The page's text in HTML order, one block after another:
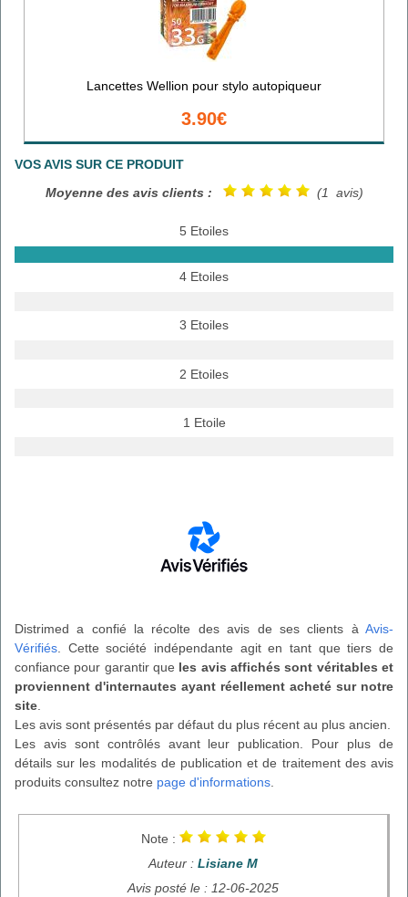
Lancettes Wellion pour stylo autopiqueur
3.90€
VOS AVIS SUR CE PRODUIT
Moyenne des avis clients :
(1 avis)
5 Etoiles
4 Etoiles
3 Etoiles
2 Etoiles
1 Etoile
Distrimed a confié la récolte des avis de ses clients à Avis-
Vérifiés. Cette société indépendante agit en tant que tiers de
confiance pour garantir que les avis affichés sont véritables et
proviennent d'internautes ayant réellement acheté sur notre
site.
Les avis sont présentés par défaut du plus récent au plus ancien.
Les avis sont contrôlés avant leur publication. Pour plus de
détails sur les modalités de publication et de traitement des avis
produits consultez notre page d'informations.
Note :
Auteur : Lisiane M
Avis posté le : 12-06-2025